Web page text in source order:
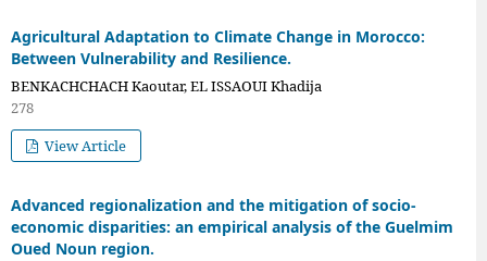
Agricultural Adaptation to Climate Change in Morocco:
Between Vulnerability and Resilience.
BENKACHCHACH Kaoutar, EL ISSAOUI Khadija
278
View Article
Advanced regionalization and the mitigation of socio-
economic disparities: an empirical analysis of the Guelmim
Oued Noun region.